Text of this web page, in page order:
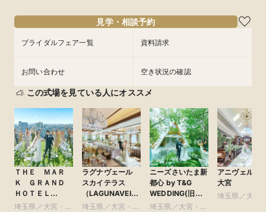
見学・相談予約
ブライダルフェア一覧 資料請求
お問い合わせ 空き状況の確認
この式場を見ている人にオススメ
ＴＨＥ ＭＡＲ
Ｋ ＧＲＡＮＤ
ＨＯＴＥＬ
●Plan・Do・See
埼玉県／大宮・さ
ラグナヴェール
スカイテラス
（LAGUNAVEIL
SkyTerrace）
埼玉県／大宮・さ
ニーズさいたま新
都心 by T&G
WEDDING(旧
ガーデンヒルズ迎
埼玉県／大宮・さ
アニヴェルセ
大宮
埼玉県／大宮